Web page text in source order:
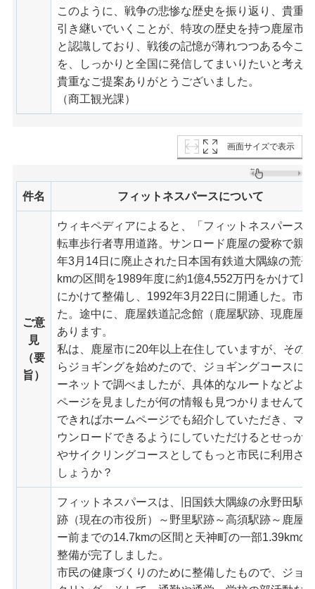
このように、戦争の悲惨な歴史を振り返り、貴重
引き継いでいくことが、特攻の歴史を持つ鹿屋市
と認識しており、戦後の記憶が薄れつつある今こ
を、しっかりと全国に発信してまいりたいと考え
貴重なご提案ありがとうございました。
（商工観光課）
画面サイズで表示
件名 フィットネスパースについて
ご意
見
（要
旨）
ウィキペディアによると、「フィットネスパース
転車歩行者専用道路。サンロード鹿屋の愛称で親
年3月14日に廃止された日本国有鉄道大隅線の荒
kmの区間を1989年度に約1億4,552万円をかけて
にかけて整備し、1992年3月22日に開通した。市
た。途中に、鹿屋鉄道記念館（鹿屋駅跡、現鹿屋
あります。
私は、鹿屋市に20年以上在住していますが、その
らジョギングを始めたので、ジョギングコースに
ーネットで調べましたが、具体的なルートなどよ
ページを見ましたが何の情報も見つかりませんで
できればホームページでも紹介していただき、マ
ウンロードできるようにしていただけるとせっか
やサイクリングコースとしてもっと市民に利用さ
しょうか？
フィットネスパースは、旧国鉄大隅線の永野田駅
跡（現在の市役所）～野里駅跡～高須駅跡～鹿屋
ー前までの14.7kmの区間と天神町の一部1.39km
整備が完了しました。
市民の健康づくりのために整備したもので、ジョ